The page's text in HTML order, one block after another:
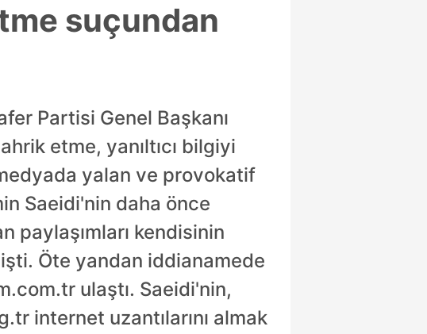
suçundan
Partisi Genel Başkanı
etme, yanıltıcı bilgiyi
yalan ve provokatif
Saeidi'nin daha önce
paylaşımları kendisinin
Öte yandan iddianamede
ulaştı. Saeidi'nin,
internet uzantılarını almak